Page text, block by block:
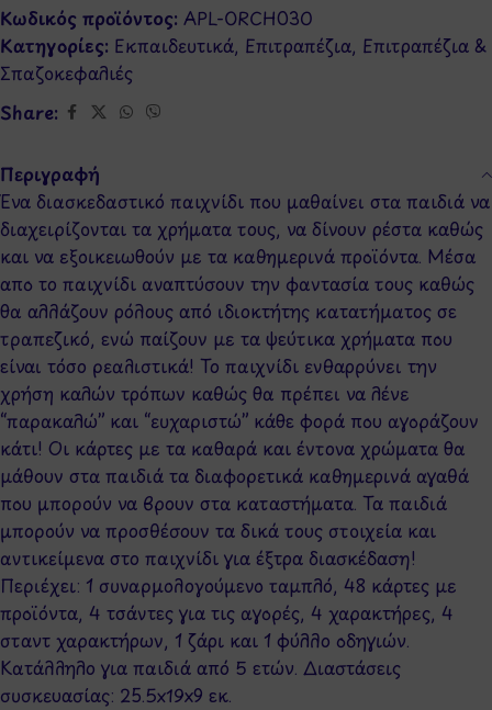
Κωδικός προϊόντος: APL-ORCH030
Κατηγορίες: Εκπαιδευτικά, Επιτραπέζια, Επιτραπέζια &
Σπαζοκεφαλιές
Share:
Περιγραφή
Ένα διασκεδαστικό παιχνίδι που μαθαίνει στα παιδιά να
διαχειρίζονται τα χρήματα τους, να δίνουν ρέστα καθώς
και να εξοικειωθούν με τα καθημερινά προϊόντα. Μέσα
απο το παιχνίδι αναπτύσουν την φαντασία τους καθώς
θα αλλάζουν ρόλους από ιδιοκτήτης κατατήματος σε
τραπεζικό, ενώ παίζουν με τα ψεύτικα χρήματα που
είναι τόσο ρεαλιστικά! Το παιχνίδι ενθαρρύνει την
χρήση καλών τρόπων καθώς θα πρέπει να λένε
“παρακαλώ” και “ευχαριστώ” κάθε φορά που αγοράζουν
κάτι! Οι κάρτες με τα καθαρά και έντονα χρώματα θα
μάθουν στα παιδιά τα διαφορετικά καθημερινά αγαθά
που μπορούν να βρουν στα καταστήματα. Τα παιδιά
μπορούν να προσθέσουν τα δικά τους στοιχεία και
αντικείμενα στο παιχνίδι για έξτρα διασκέδαση!
Περιέχει: 1 συναρμολογούμενο ταμπλό, 48 κάρτες με
προϊόντα, 4 τσάντες για τις αγορές, 4 χαρακτήρες, 4
σταντ χαρακτήρων, 1 ζάρι και 1 φύλλο οδηγιών.
Κατάλληλο για παιδιά από 5 ετών. Διαστάσεις
συσκευασίας: 25.5x19x9 εκ.